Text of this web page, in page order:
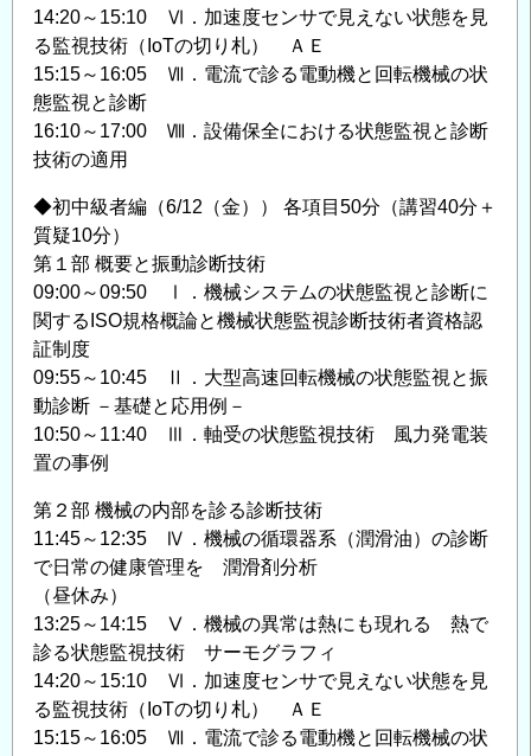
14:20～15:10 Ⅵ．加速度センサで見えない状態を見
る監視技術（IoTの切り札） ＡＥ
15:15～16:05 Ⅶ．電流で診る電動機と回転機械の状
態監視と診断
16:10～17:00 Ⅷ．設備保全における状態監視と診断
技術の適用
◆初中級者編（6/12（金）） 各項目50分（講習40分＋
質疑10分）
第１部 概要と振動診断技術
09:00～09:50 Ⅰ．機械システムの状態監視と診断に
関するISO規格概論と機械状態監視診断技術者資格認
証制度
09:55～10:45 Ⅱ．大型高速回転機械の状態監視と振
動診断 －基礎と応用例－
10:50～11:40 Ⅲ．軸受の状態監視技術 風力発電装
置の事例
第２部 機械の内部を診る診断技術
11:45～12:35 Ⅳ．機械の循環器系（潤滑油）の診断
で日常の健康管理を 潤滑剤分析
（昼休み）
13:25～14:15 Ⅴ．機械の異常は熱にも現れる 熱で
診る状態監視技術 サーモグラフィ
14:20～15:10 Ⅵ．加速度センサで見えない状態を見
る監視技術（IoTの切り札） ＡＥ
15:15～16:05 Ⅶ．電流で診る電動機と回転機械の状